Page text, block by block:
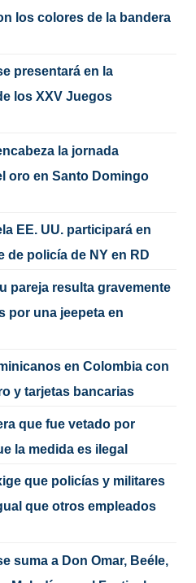
los colores de la bandera
presentará en la
los XXV Juegos
la jornada
oro en Santo Domingo
EE. UU. participará en
de policía de NY en RD
pareja resulta gravemente
por una jeepeta en
en Colombia con
y tarjetas bancarias
que fue vetado por
la medida es ilegal
que policías y militares
que otros empleados
suma a Don Omar, Beéle,